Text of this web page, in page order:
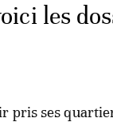
les
pris ses